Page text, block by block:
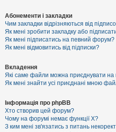
Абонементи і закладки
Чим закладки відрізняються від
Як мені зробити закладку або
Як мені підписатись на певний форум?
Як мені відмовитись від підписки?
Вкладення
Які саме файли можна приєднувати на
Як мені знайти усі приєднані мною
Інформація про phpBB
Хто створив цей форум?
Чому на форумі немає функції X?
З ким мені зв'язатись з питань